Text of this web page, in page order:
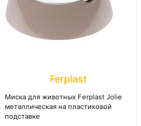
Ferplast
Миска для животных Ferplast Jolie
металлическая на пластиковой
подставке